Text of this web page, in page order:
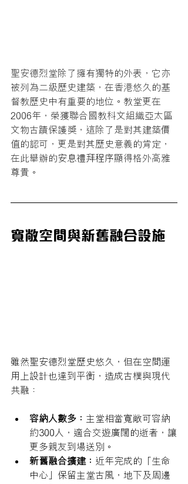
聖安德烈堂除了擁有獨特的外表，它亦
被列為二級歷史建築，在香港悠久的基
督教歷史中有重要的地位。教堂更在
2006年，榮獲聯合國教科文組織亞太區
文物古蹟保護獎，這除了是對其建築價
值的認可，更是對其歷史意義的肯定，
在此舉辦的安息禮拜程序顯得格外高雅
尊貴。
寬敞空間與新舊融合設施
雖然聖安德烈堂歷史悠久，但在空間運
用上設計也達到平衡，造成古樸與現代
共融：
容納人數多： 主堂相當寬敞可容納
約300人，適合交遊廣闊的逝者，讓
更多親友到場送別。
新舊融合擴建： 近年完成的「生命
中心」保留主堂古風，地下及周邊